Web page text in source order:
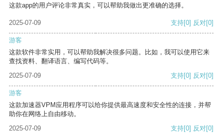
这款app的用户评论非常真实，可以帮助我做出更准确的选择。
2025-07-09 支持[0] 反对[0]
游客
这款软件非常实用，可以帮助我解决很多问题。比如，我可以使用它来
查找资料、翻译语言、编写代码等。
2025-07-09
支持[0] 反对[0]
游客
这款加速器VPM应用程序可以给你提供最高速度和安全性的连接，并帮
助你在网络上自由移动。
2025-07-09
支持[0] 反对[0]